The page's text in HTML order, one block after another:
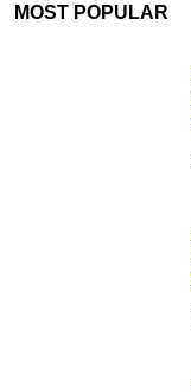
MOST POPULAR